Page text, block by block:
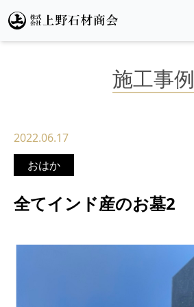
施工事例
2022.06.17
おはか
全てインド産のお墓2